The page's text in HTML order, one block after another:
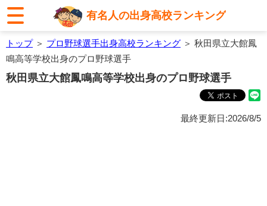
有名人の出身高校ランキング
トップ＞ プロ野球選手出身高校ランキング ＞ 秋田県立大館鳳
鳴高等学校出身のプロ野球選手
秋田県立大館鳳鳴高等学校出身のプロ野球選手
最終更新日:2026/8/5